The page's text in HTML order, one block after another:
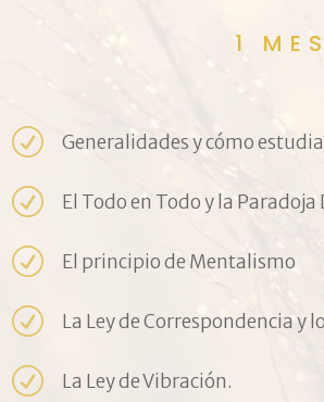
1
R Generalidades y cómo
R El Todo en Todo y la Paradoja
R El principio de Mentalismo
R La Ley de Correspondencia y
R La Ley de Vibración.